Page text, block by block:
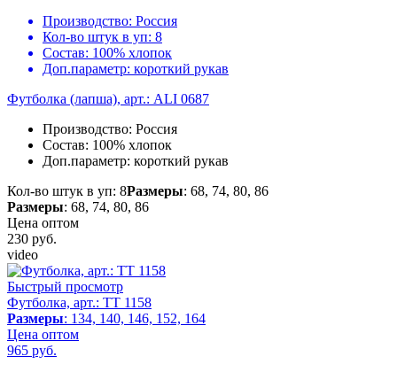
Производство: Россия
Кол-во штук в уп: 8
Состав: 100% хлопок
Доп.параметр: короткий рукав
Футболка (лапша), арт.: ALI 0687
Производство: Россия
Состав: 100% хлопок
Доп.параметр: короткий рукав
Кол-во штук в уп: 8Размеры: 68, 74, 80, 86
Размеры: 68, 74, 80, 86
Цена оптом
230 руб.
video
Быстрый просмотр
Футболка, арт.: TT 1158
Размеры: 134, 140, 146, 152, 164
Цена оптом
965 руб.